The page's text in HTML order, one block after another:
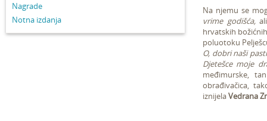
Nagrade
Notna izdanja
Na njemu se
vrime godišća,
hrvatskih
poluotoku
O, dobri naši
Djetešce moje
međimurske,
obrađivačica,
iznijelaVedrana